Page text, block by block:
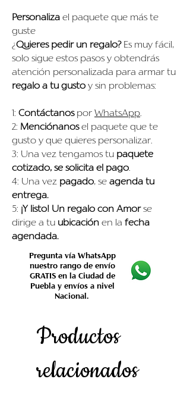
Personaliza el paquete que más te
guste
¿Quieres pedir un regalo? Es muy fácil,
solo sigue estos pasos y obtendrás
atención personalizada para armar tu
regalo a tu gusto y sin problemas:
1: Contáctanos por WhatsApp.
2: Menciónanosel paquete que te
gusto y que quieres personalizar.
3: Una vez tengamos tu paquete
cotizado, se solicita el pago.
4: Una vez pagado, se agenda tu
entrega.
5: ¡Y listo! Un regalo con Amorse
dirige a tu ubicación en la fecha
agendada.
Pregunta vía WhatsApp
nuestro rango de envío
GRATIS en la Ciudad de
Puebla y envíos a nivel
Nacional.
Productos
relacionados